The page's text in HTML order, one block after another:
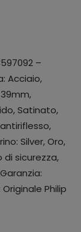
–
Acciaio,
Satinato,
Silver, Oro,
di sicurezza,
Philip